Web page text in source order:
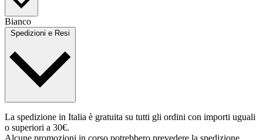
Bianco
Spedizioni e Resi
La spedizione in Italia è gratuita su tutti gli ordini con importi uguali
o superiori a 30€.